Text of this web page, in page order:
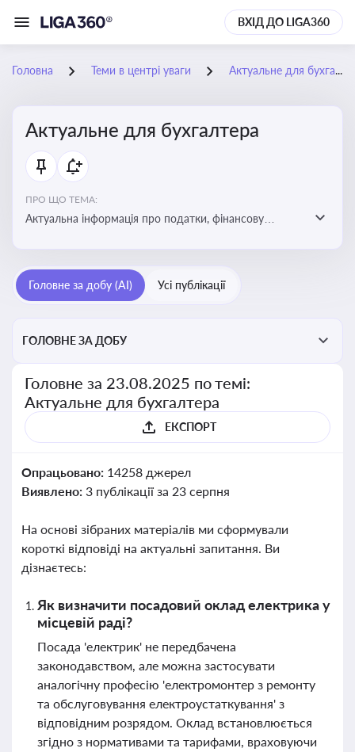
ВХІД ДО LIGA360
Головна Теми в центрі уваги Актуальне для бухгалтера
Актуальне для бухгалтера
ПРО ЩО ТЕМА:
Актуальна інформація про податки, фінансову
підприємств
Головне за добу (AI) Усі публікації
ГОЛОВНЕ ЗА ДОБУ
Головне за 23.08.2025 по темі:
Актуальне для бухгалтера
ЕКСПОРТ
Опрацьовано: 14258 джерел
Виявлено: 3 публікації за 23 серпня
На основі зібраних матеріалів ми сформували
короткі відповіді на актуальні запитання. Ви
дізнаєтесь:
Як визначити посадовий оклад електрика у
місцевій раді?
Посада 'електрик' не передбачена
законодавством, але можна застосувати
аналогічну професію 'електромонтер з ремонту
та обслуговування електроустаткування' з
відповідним розрядом. Оклад встановлюється
згідно з нормативами та тарифами, враховуючи